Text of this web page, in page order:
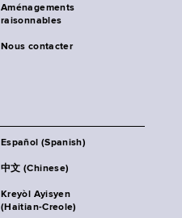
Aménagements
raisonnables
Nous contacter
Español (Spanish)
中文 (Chinese)
Kreyòl Ayisyen
(Haitian-Creole)